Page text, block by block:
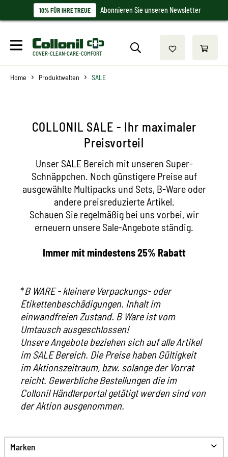
10% FÜR IHRE TREUE Abonnieren Sie unseren Newsletter
COVER-CLEAN-CARE-COMFORT
Home Produktwelten SALE
COLLONIL SALE - Ihr maximaler
Preisvorteil
Unser SALE Bereich mit unseren Super-
Schnäppchen. Noch günstigere Preise auf
ausgewählte Multipacks und Sets, B-Ware oder
andere preisreduzierte Artikel.
Schauen Sie regelmäßig bei uns vorbei, wir
erneuern unsere Sale-Angebote ständig.
Immer mit mindestens 25% Rabatt
*B WARE - kleinere Verpackungs- oder
Etikettenbeschädigungen. Inhalt im
einwandfreien Zustand. B Ware ist vom
Umtausch ausgeschlossen!
Unsere Angebote beziehen sich auf alle Artikel
im SALE Bereich. Die Preise haben Gültigkeit
im Aktionszeitraum, bzw. solange der Vorrat
reicht. Gewerbliche Bestellungen die im
Collonil Händlerportal getätigt werden sind von
der Aktion ausgenommen.
Marken